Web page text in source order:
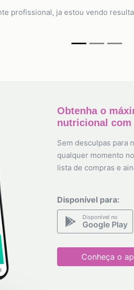
profissional, ja estou vendo
Obtenha o
nutricional
Sem desculpas para
qualquer momento
lista de compras e
Disponível para:
Disponível no
Google Play
Conheça o